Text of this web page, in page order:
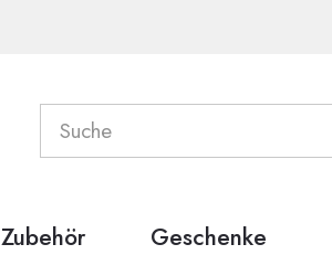
Zubehör Geschenke